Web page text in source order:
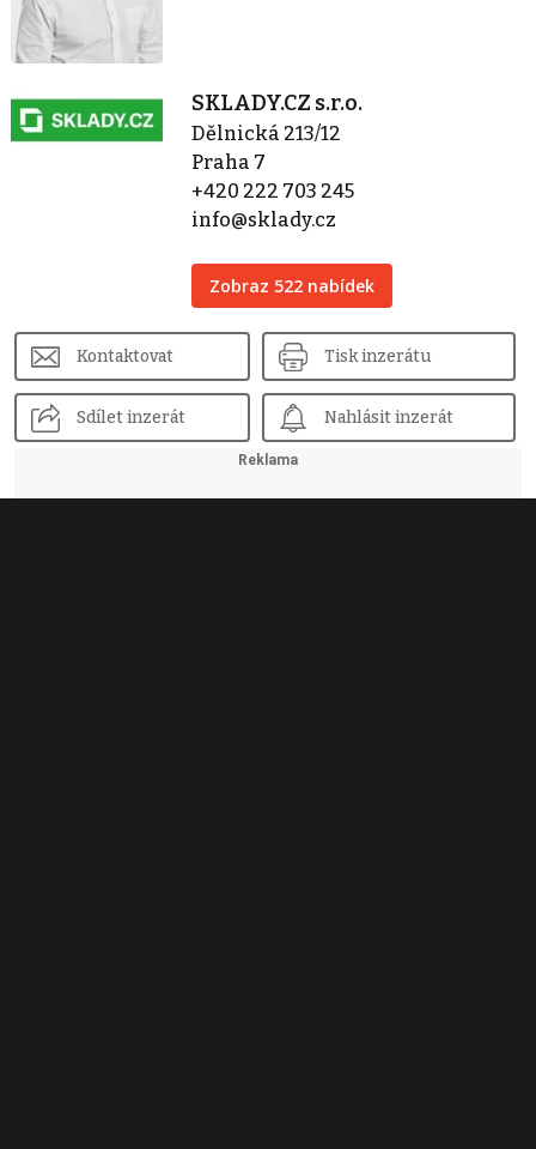
SKLADY.CZ s.r.o.
Dělnická 213/12
Praha 7
+420 222 703 245
info@sklady.cz
Zobraz 522 nabídek
Kontaktovat Tisk inzerátu
Sdílet inzerát Nahlásit inzerát